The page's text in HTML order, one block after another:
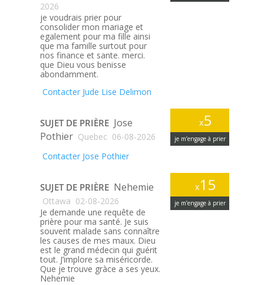
2026
je voudrais prier pour
consolider mon mariage et
egalement pour ma fille ainsi
que ma famille surtout pour
nos finance et sante. merci.
que Dieu vous benisse
abondamment.
Contacter Jude Lise Delimon
x5
je m’engage à prier
SUJET DE PRIÈRE Jose
Pothier Quebec 06-08-2026
Contacter Jose Pothier
x15
je m’engage à prier
SUJET DE PRIÈRE Nehemie
Ottawa 02-08-2026
Je demande une requête de
prière pour ma santé. Je suis
souvent malade sans connaître
les causes de mes maux. Dieu
est le grand médecin qui guérit
tout. J’implore sa miséricorde.
Que je trouve gràce a ses yeux.
Nehemie